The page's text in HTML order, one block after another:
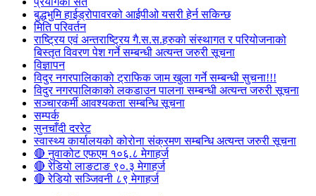
बुद्धभुमि हाईड्रोपावरको आईपीओ यसरी हेर्न सकिन्छ
मिति परिवर्तन
राष्ट्रिय एवं अन्तराष्ट्रिय गै.स.स.हरुको संस्थागत र परियोजनाको
बिस्तृत विवरण पेश गर्ने सम्बन्धी अत्यन्त जरुरी सूचना
विज्ञापन
विदुर नगरपालिकाको ट्राफिक जाम खुला गर्ने सम्बन्धी सुचना!!!
विदुर नगरपालिकाको लकडाउन पालना सम्बन्धी अत्यन्त जरुरी सूचना
सञ्चारकर्मी आवश्यकता सम्बन्धि सूचना
सम्पर्क
सुनचाँदी दररेट
स्वास्थ्य कार्यालयको कोरोना संक्रमण सम्बन्धि अत्यन्त जरुरी सूचना
🔴 नुवाकोट एफएम १०६.८ मेगाहर्ज
🔴 रेडियो लाङटाङ ९०.३ मेगाहर्ज
🔴 रेडियो सञ्जिवनी ८९ मेगाहर्ज